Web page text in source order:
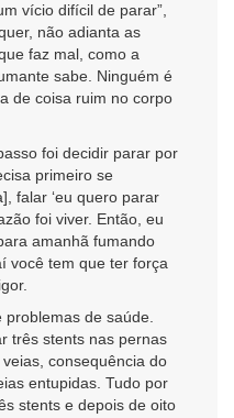
vício difícil de parar”,
não adianta as
faz mal, como a
sabe. Ninguém é
de coisa ruim no corpo
foi decidir parar por
primeiro se
falar ‘eu quero parar
foi viver. Então, eu
amanhã fumando
você tem que ter força
de saúde.
três stents nas pernas
consequência do
entupidas. Tudo por
stents e depois de oito